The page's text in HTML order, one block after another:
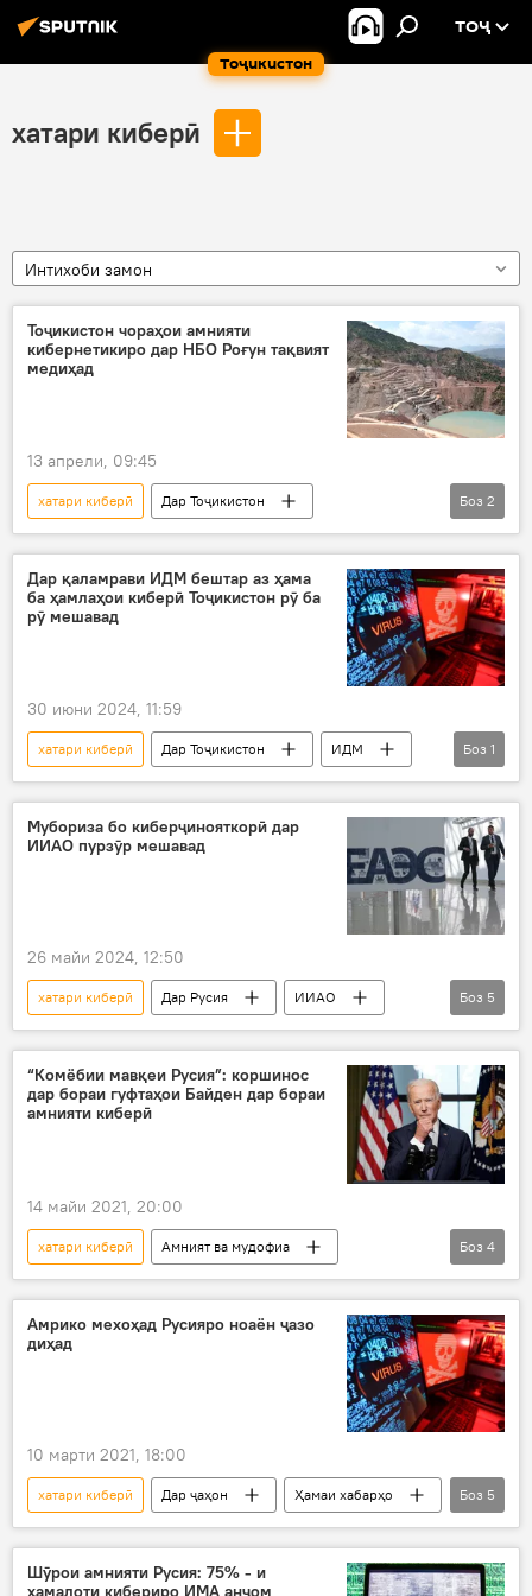
Тоҷикистон
ТОҶ
хатари киберӣ
Интихоби замон
Тоҷикистон чораҳои амнияти
кибернетикиро дар НБО Роғун тақвият
медиҳад
13 апрели, 09:45
хатари киберӣ
Дар Тоҷикистон
НБО "Роғун"
Амният ва мудофиа
Боз 2
Дар қаламрави ИДМ бештар аз ҳама
ба ҳамлаҳои киберӣ Тоҷикистон рӯ ба
рӯ мешавад
30 июни 2024, 11:59
хатари киберӣ Дар Тоҷикистон
ИДМ
ҳамлаи хакерӣ
Боз 1
Мубориза бо киберҷинояткорӣ дар
ИИАО пурзӯр мешавад
26 майи 2024, 12:50
хатари киберӣ Дар Русия
ИИАО
Иттиҳоди иқтисодии Уросиё
зиёд шуд
ҳисоб
молия Бонки Миллӣ
Боз 5
“Комёбии мавқеи Русия”: коршинос
дар бораи гуфтаҳои Байден дар бораи
амнияти киберӣ
14 майи 2021, 20:00
хатари киберӣ
Амният ва мудофиа
Амрико
музокирот
Дар Русия
Боз 4
Амрико мехоҳад Русияро ноаён ҷазо
диҳад
10 марти 2021, 18:00
хатари киберӣ Дар ҷаҳон
Ҳамаи хабарҳо
амалиёт
мақомот
Дар Русия
Амрико
ИМА
Боз 5
Шӯрои амнияти Русия: 75% - и
ҳамалоти кибериро ИМА анҷом